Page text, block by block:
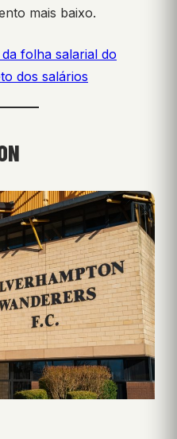
mais baixo.
folha salarial do
dos salários